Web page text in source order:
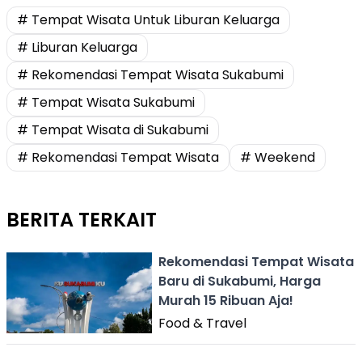
# Tempat Wisata Untuk Liburan Keluarga
# Liburan Keluarga
# Rekomendasi Tempat Wisata Sukabumi
# Tempat Wisata Sukabumi
# Tempat Wisata di Sukabumi
# Rekomendasi Tempat Wisata
# Weekend
BERITA TERKAIT
Rekomendasi Tempat Wisata
Baru di Sukabumi, Harga
Murah 15 Ribuan Aja!
Food & Travel